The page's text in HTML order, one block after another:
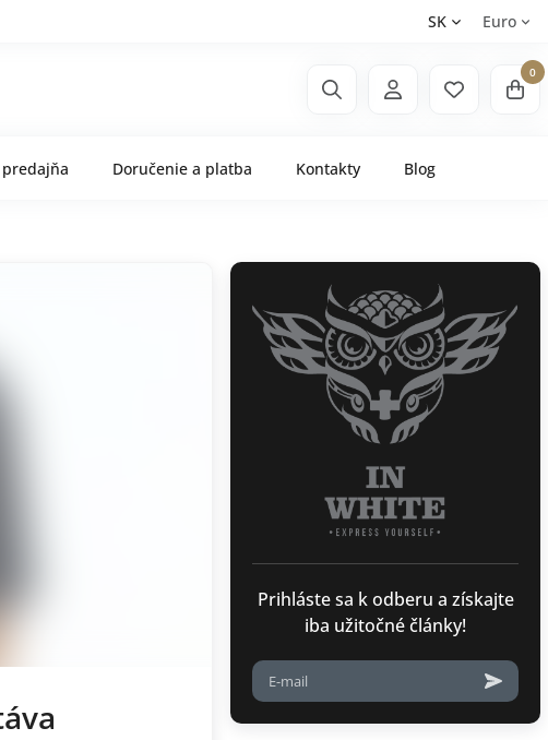
SK Euro
0
predajňa Doručenie a platba Kontakty Blog
Prihláste sa k odberu a získajte
iba užitočné články!